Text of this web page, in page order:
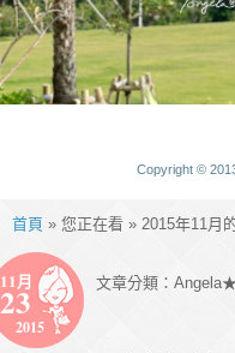
Copyright ©
首頁 » 您正在看 » 2015年11月
11月
23
2015
文章分類：